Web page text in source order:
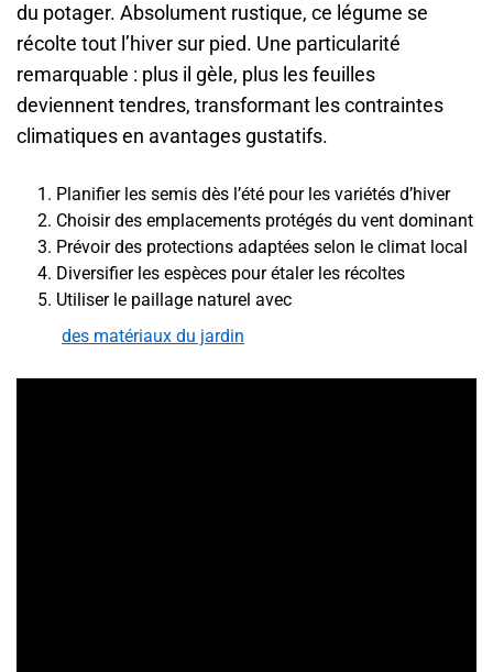
du potager. Absolument rustique, ce légume se
récolte tout l’hiver sur pied. Une particularité
remarquable : plus il gèle, plus les feuilles
deviennent tendres, transformant les contraintes
climatiques en avantages gustatifs.
Planifier les semis dès l’été pour les variétés d’hiver
Choisir des emplacements protégés du vent dominant
Prévoir des protections adaptées selon le climat local
Diversifier les espèces pour étaler les récoltes
Utiliser le paillage naturel avec
des matériaux du jardin